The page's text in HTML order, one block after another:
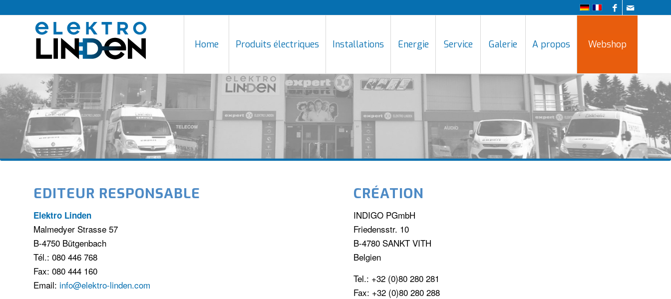
Home Produits électriques Installations Energie Service Galerie A propos Webshop
EDITEUR RESPONSABLE
Elektro Linden
Malmedyer Strasse 57
B-4750 Bütgenbach
Tél.: 080 446 768
Fax: 080 444 160
Email: info@elektro-linden.com
CRÉATION
INDIGO PGmbH
Friedensstr. 10
B-4780 SANKT VITH
Belgien
Tel.: +32 (0)80 280 281
Fax: +32 (0)80 280 288